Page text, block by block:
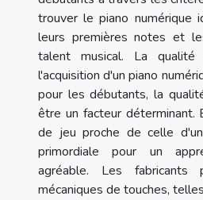
trouver le piano numérique
leurs premières notes et
talent musical. La
l'acquisition d'un piano
pour les débutants, la
être un facteur déterminant.
de jeu proche de celle
primordiale pour un
agréable. Les fabricants
mécaniques de touches,